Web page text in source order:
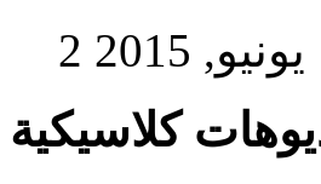
2 يونيو, 2015
كلاسيكية